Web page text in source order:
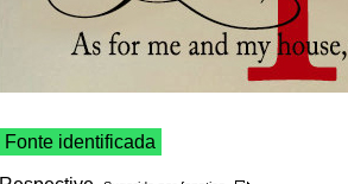
Fonte identificada